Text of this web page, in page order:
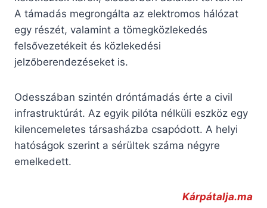
A támadás megrongálta az elektromos hálózat
egy részét, valamint a tömegközlekedés
felsővezetékeit és közlekedési
jelzőberendezéseket is.
Odesszában szintén dróntámadás érte a civil
infrastruktúrát. Az egyik pilóta nélküli eszköz egy
kilencemeletes társasházba csapódott. A helyi
hatóságok szerint a sérültek száma négyre
emelkedett.
Kárpátalja.ma